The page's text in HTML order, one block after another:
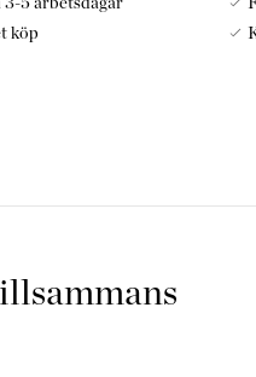
köp
elegant hem, är varje bit
material och oöverträffat